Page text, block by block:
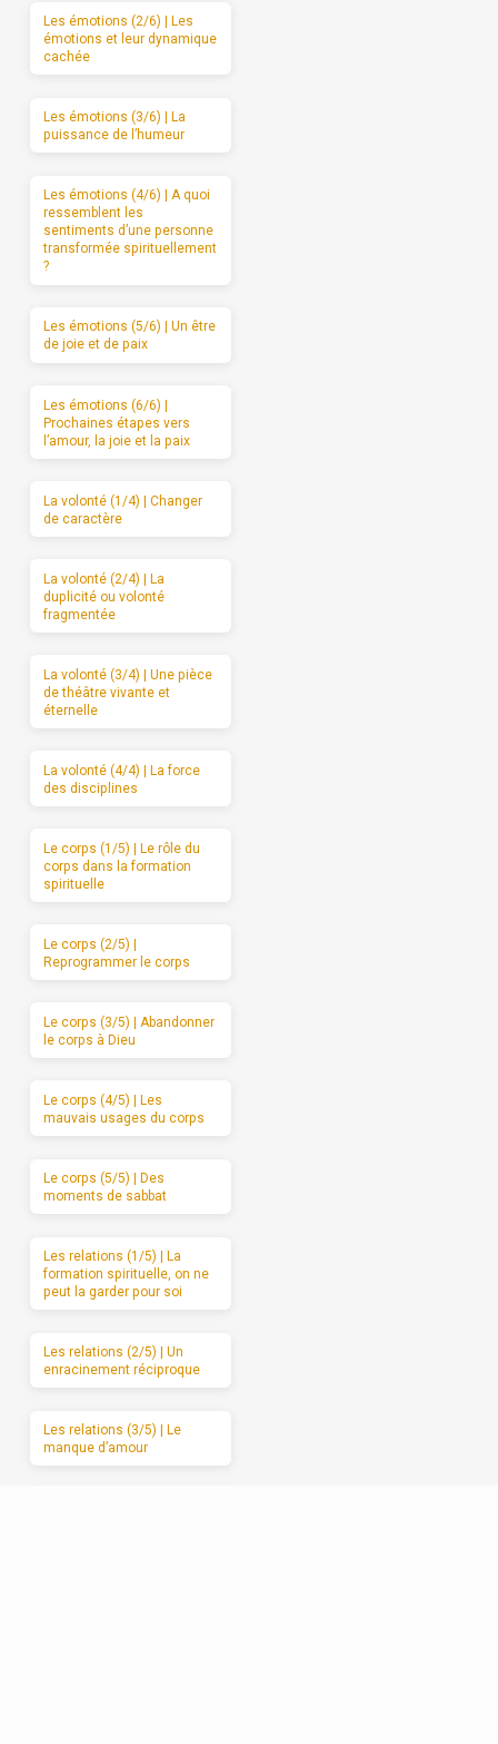
Les émotions (2/6) | Les
émotions et leur dynamique
cachée
Les émotions (3/6) | La
puissance de l’humeur
Les émotions (4/6) | A quoi
ressemblent les
sentiments d’une personne
transformée spirituellement
?
Les émotions (5/6) | Un être
de joie et de paix
Les émotions (6/6) |
Prochaines étapes vers
l’amour, la joie et la paix
La volonté (1/4) | Changer
de caractère
La volonté (2/4) | La
duplicité ou volonté
fragmentée
La volonté (3/4) | Une pièce
de théâtre vivante et
éternelle
La volonté (4/4) | La force
des disciplines
Le corps (1/5) | Le rôle du
corps dans la formation
spirituelle
Le corps (2/5) |
Reprogrammer le corps
Le corps (3/5) | Abandonner
le corps à Dieu
Le corps (4/5) | Les
mauvais usages du corps
Le corps (5/5) | Des
moments de sabbat
Les relations (1/5) | La
formation spirituelle, on ne
peut la garder pour soi
Les relations (2/5) | Un
enracinement réciproque
Les relations (3/5) | Le
manque d’amour